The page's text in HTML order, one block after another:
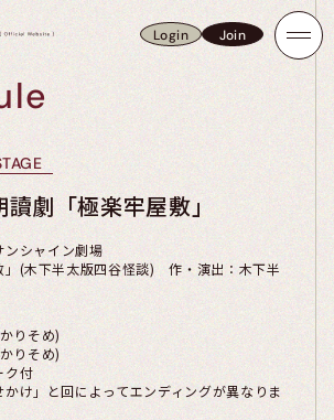
Login
Join
劇「極楽牢屋敷」
シャイン劇場
」(木下半太版四谷怪談) 作・演出：木下半
りそめ)
りそめ)
ク付
かけ」と回によってエンディングが異なりま